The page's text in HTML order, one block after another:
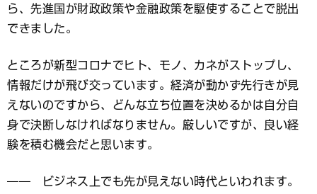
ら、先進国が財政政策や金融政策を駆使することで脱出
できました。
ところが新型コロナでヒト、モノ、カネがストップし、
情報だけが飛び交っています。経済が動かず先行きが見
えないのですから、どんな立ち位置を決めるかは自分自
身で決断しなければなりません。厳しいですが、良い経
験を積む機会だと思います。
―― ビジネス上でも先が見えない時代といわれます。